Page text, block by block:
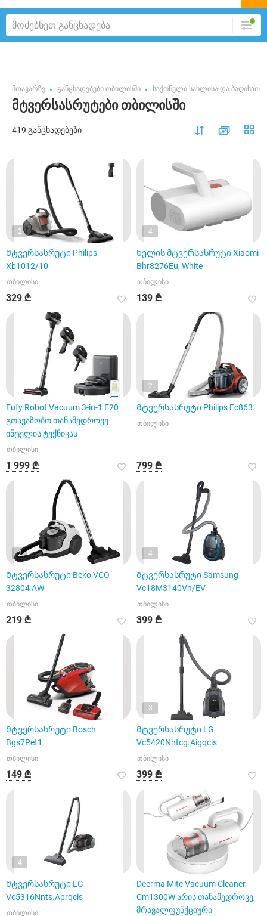
მთავარზე განცხადებები თბილისში საქონელი სახლისა და
მტვერსასრუტები თბილისში
419 განცხადებები
2
Მტვერსასრუტი Philips
Xb1012/10
თბილისი
329 ₾
4
Ხელის მტვერსასრუტი Xiaomi
Bhr8276Eu, White
თბილისი
139 ₾
Eufy Robot Vacuum 3-in-1 E20
გთავაზობთ თანამედროვე
ინტელის ტექნიკას
თბილისი
1 999 ₾
2
Მტვერსასრუტი Philips Fc8632
თბილისი
799 ₾
2
Მტვერსასრუტი Beko VCO
32804 AW
თბილისი
219 ₾
4
Მტვერსასრუტი Samsung
Vc18M3140Vn/EV
თბილისი
399 ₾
Მტვერსასრუტი Bosch
Bgs7Pet1
თბილისი
149 ₾
3
Მტვერსასრუტი LG
Vc5420Nhtcg.Aigqcis
თბილისი
399 ₾
4
Მტვერსასრუტი LG
Vc5316Nnts.Aprqcis
თბილისი
Deerma Mite Vacuum Cleaner
Cm1300W არის თანამედროვე,
მრავალფუნქციური